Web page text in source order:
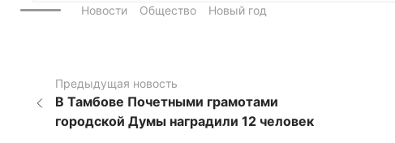
Новости Общество Новый год
Предыдущая новость
В Тамбове Почетными грамотами
городской Думы наградили 12 человек